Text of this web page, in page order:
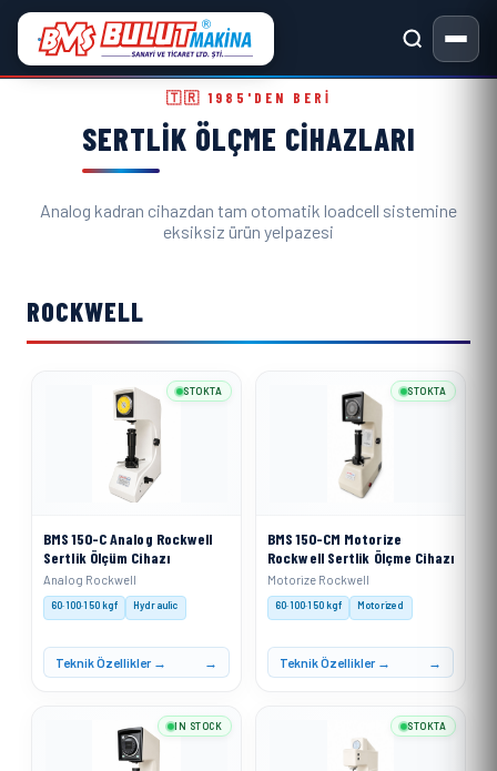
Sertlik Ölçme Cihazları ve
🇹🇷 1985'DEN BERI
SERTLIK ÖLÇME CIHAZLARI
Analog kadran cihazdan tam otomatik loadcell sistemine
eksiksiz ürün yelpazesi
ROCKWELL
BMS 150-C Analog Rockwell
Sertlik Ölçüm Cihazı
Analog Rockwell
60·100·150 kgf Hydraulic
Teknik Özellikler →
STOKTA
BMS 150-CM Motorize
Rockwell Sertlik Ölçme Cihazı
Motorize Rockwell
60·100·150 kgf Motorized
Teknik Özellikler →
STOKTA
IN STOCK STOKTA